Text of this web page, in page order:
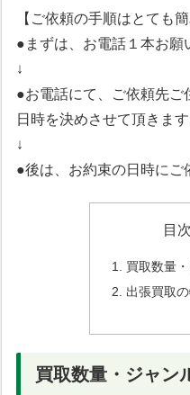
【ご依頼の手順はとても簡
●まずは、お電話１本お願
↓
●お電話にて、ご依頼先ご
日時を決めさせて頂きます
↓
●後は、お約束の日時にご
目次
買取数量
出張買取
買取数量・ジャン